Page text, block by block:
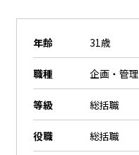
年齢 31歳
職種 企画・管理
等級 総括職
役職 総括職